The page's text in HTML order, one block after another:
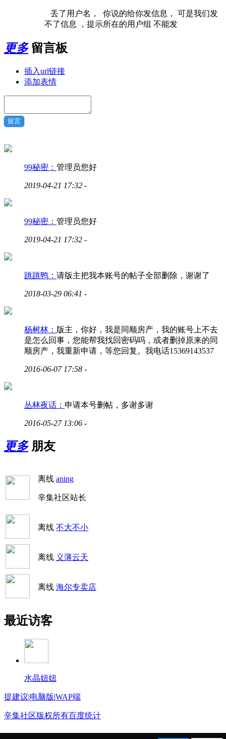
丢了用户名， 你说的给你发信息， 可是我们发
不了信息 ，提示所在的用户组 不能发
更多 留言板
插入url链接
添加表情
留言
99秘密： 管理员您好
2019-04-21 17:32 -
99秘密： 管理员您好
2019-04-21 17:32 -
跳跳鸭： 请版主把我本账号的帖子全部删除，谢谢了
2018-03-29 06:41 -
杨树林： 版主，你好，我是同顺房产，我的账号上不去
是怎么回事，您能帮我找回密码吗，或者删掉原来的同
顺房产，我重新申请，等您回复。我电话15369143537
2016-06-07 17:58 -
丛林夜话： 申请本号删帖，多谢多谢
2016-05-27 13:06 -
更多 朋友
离线 aning
辛集社区站长
离线 不大不小
离线 义薄云天
离线 海尔专卖店
最近访客
水晶妞妞
提建议|电脑版|WAP端
辛集社区版权所有百度统计